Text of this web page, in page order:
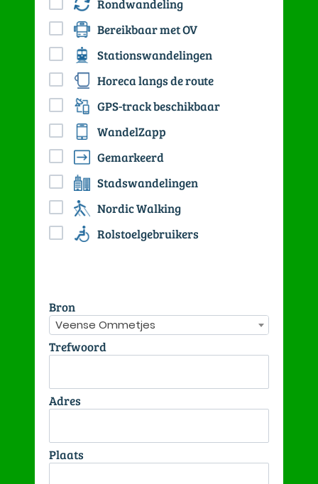
Rondwandeling
Bereikbaar met OV
Stationswandelingen
Horeca langs de route
GPS-track beschikbaar
WandelZapp
Gemarkeerd
Stadswandelingen
Nordic Walking
Rolstoelgebruikers
Bron
Veense Ommetjes
Trefwoord
Adres
Plaats